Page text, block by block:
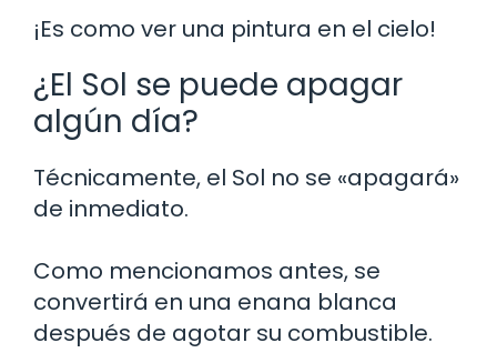
¡Es como ver una pintura en el cielo!
¿El Sol se puede apagar
algún día?
Técnicamente, el Sol no se «apagará»
de inmediato.
Como mencionamos antes, se
convertirá en una enana blanca
después de agotar su combustible.